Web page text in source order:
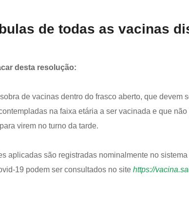
de todas as vacinas
desta resolução:
de vacinas dentro do frasco aberto, que
na faixa etária a ser vacinada e que
virem no turno da tarde.
aplicadas são registradas nominalmente no
19 podem ser consultados no site https://